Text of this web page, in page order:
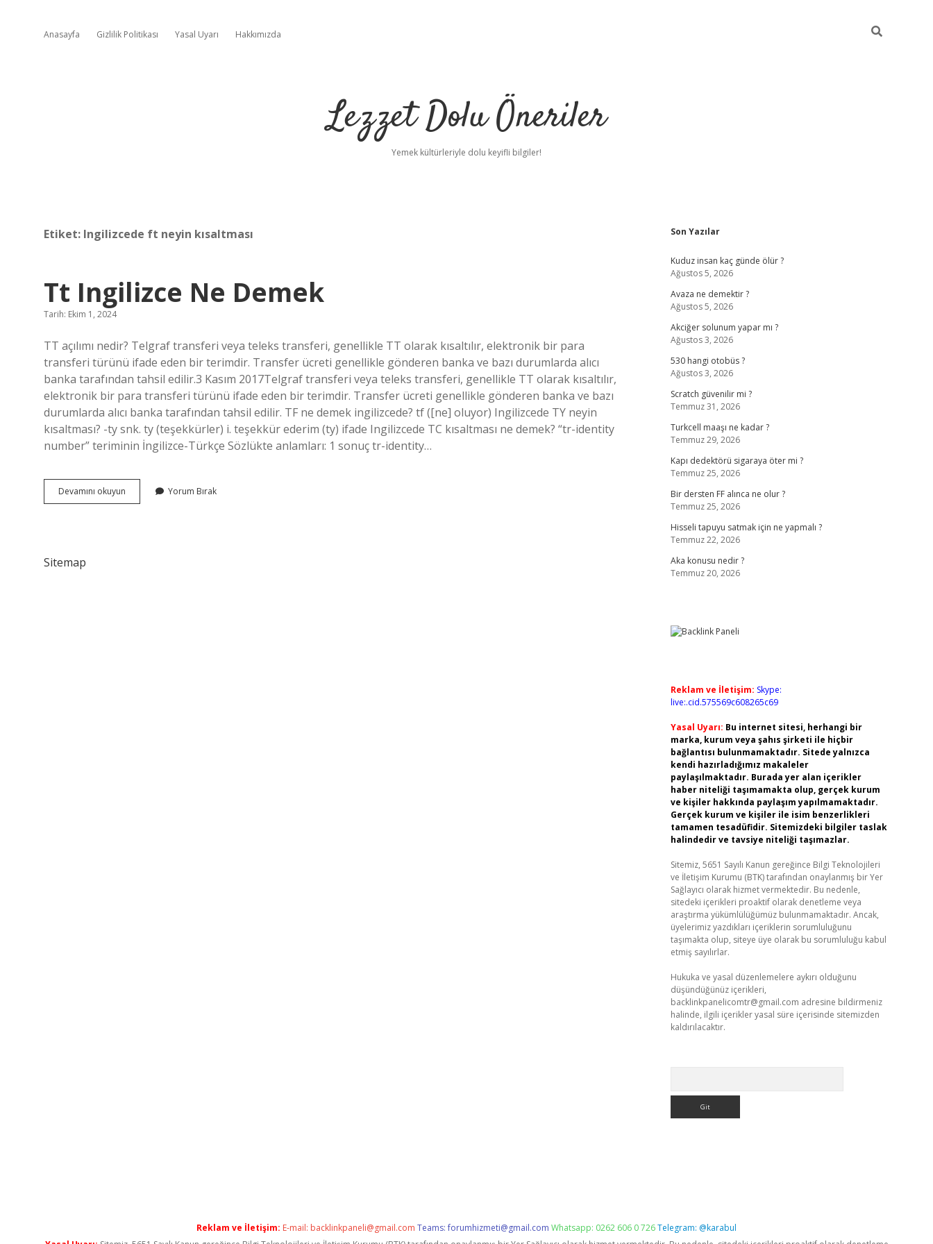
Anasayfa Gizlilik Politikası Yasal Uyarı Hakkımızda
Lezzet Dolu Öneriler
Yemek kültürleriyle dolu keyifli bilgiler!
Etiket: Ingilizcede ft neyin kısaltması
Tt Ingilizce Ne Demek
Tarih: Ekim 1, 2024
TT açılımı nedir? Telgraf transferi veya teleks transferi, genellikle TT olarak kısaltılır, elektronik bir para
transferi türünü ifade eden bir terimdir. Transfer ücreti genellikle gönderen banka ve bazı durumlarda alıcı
banka tarafından tahsil edilir.3 Kasım 2017Telgraf transferi veya teleks transferi, genellikle TT olarak kısaltılır,
elektronik bir para transferi türünü ifade eden bir terimdir. Transfer ücreti genellikle gönderen banka ve bazı
durumlarda alıcı banka tarafından tahsil edilir. TF ne demek ingilizcede? tf ([ne] oluyor) Ingilizcede TY neyin
kısaltması? -ty snk. ty (teşekkürler) i. teşekkür ederim (ty) ifade Ingilizcede TC kısaltması ne demek? “tr-identity
number” teriminin İngilizce-Türkçe Sözlükte anlamları: 1 sonuç tr-identity…
Devamını okuyun
Ingilizce
Yorum Bırak
Sitemap
Sidebar
Son Yazılar
Kuduz insan kaç günde ölür ?
Ağustos 5, 2026
Avaza ne demektir ?
Ağustos 5, 2026
Akciğer solunum yapar mı ?
Ağustos 3, 2026
530 hangi otobüs ?
Ağustos 3, 2026
Scratch güvenilir mi ?
Temmuz 31, 2026
Turkcell maaşı ne kadar ?
Temmuz 29, 2026
Kapı dedektörü sigaraya öter mi ?
Temmuz 25, 2026
Bir dersten FF alınca ne olur ?
Temmuz 25, 2026
Hisseli tapuyu satmak için ne yapmalı ?
Temmuz 22, 2026
Aka konusu nedir ?
Temmuz 20, 2026
Reklam ve İletişim: Skype:
live:.cid.575569c608265c69
Yasal Uyarı: Bu internet sitesi, herhangi bir
marka, kurum veya şahıs şirketi ile hiçbir
bağlantısı bulunmamaktadır. Sitede yalnızca
kendi hazırladığımız makaleler
paylaşılmaktadır. Burada yer alan içerikler
haber niteliği taşımamakta olup, gerçek kurum
ve kişiler hakkında paylaşım yapılmamaktadır.
Gerçek kurum ve kişiler ile isim benzerlikleri
tamamen tesadüfidir. Sitemizdeki bilgiler taslak
halindedir ve tavsiye niteliği taşımazlar.
Sitemiz, 5651 Sayılı Kanun gereğince Bilgi Teknolojileri
ve İletişim Kurumu (BTK) tarafından onaylanmış bir Yer
Sağlayıcı olarak hizmet vermektedir. Bu nedenle,
sitedeki içerikleri proaktif olarak denetleme veya
araştırma yükümlülüğümüz bulunmamaktadır. Ancak,
üyelerimiz yazdıkları içeriklerin sorumluluğunu
taşımakta olup, siteye üye olarak bu sorumluluğu kabul
etmiş sayılırlar.
Hukuka ve yasal düzenlemelere aykırı olduğunu
düşündüğünüz içerikleri,
backlinkpanelicomtr@gmail.com adresine bildirmeniz
halinde, ilgili içerikler yasal süre içerisinde sitemizden
kaldırılacaktır.
Reklam ve İletişim: E-mail: backlinkpaneli@gmail.com Teams:forumhizmeti@gmail.com Whatsapp: 0262 606 0 726Telegram: @karabul